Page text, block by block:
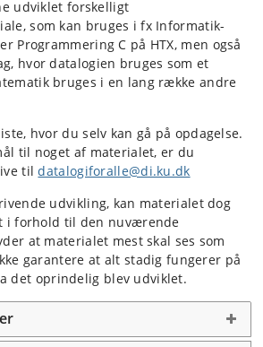
udviklet forskelligt
som kan bruges i fx Informatik-
Programmering C på HTX, men også
hvor datalogien bruges som et
bruges i en lang række andre
hvor du selv kan gå på opdagelse.
til noget af materialet, er du
tildatalogiforalle@di.ku.dk
udvikling, kan materialet dog
i forhold til den nuværende
at materialet mest skal ses som
garantere at alt stadig fungerer på
det oprindelig blev udviklet.